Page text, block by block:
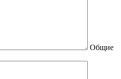
Общие